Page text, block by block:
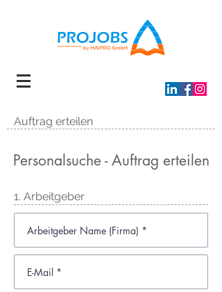
Auftrag erteilen
Personalsuche - Auftrag erteilen
1. Arbeitgeber